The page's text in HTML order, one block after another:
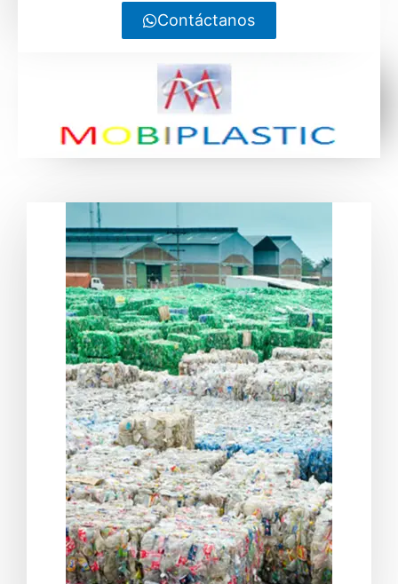
Contáctanos